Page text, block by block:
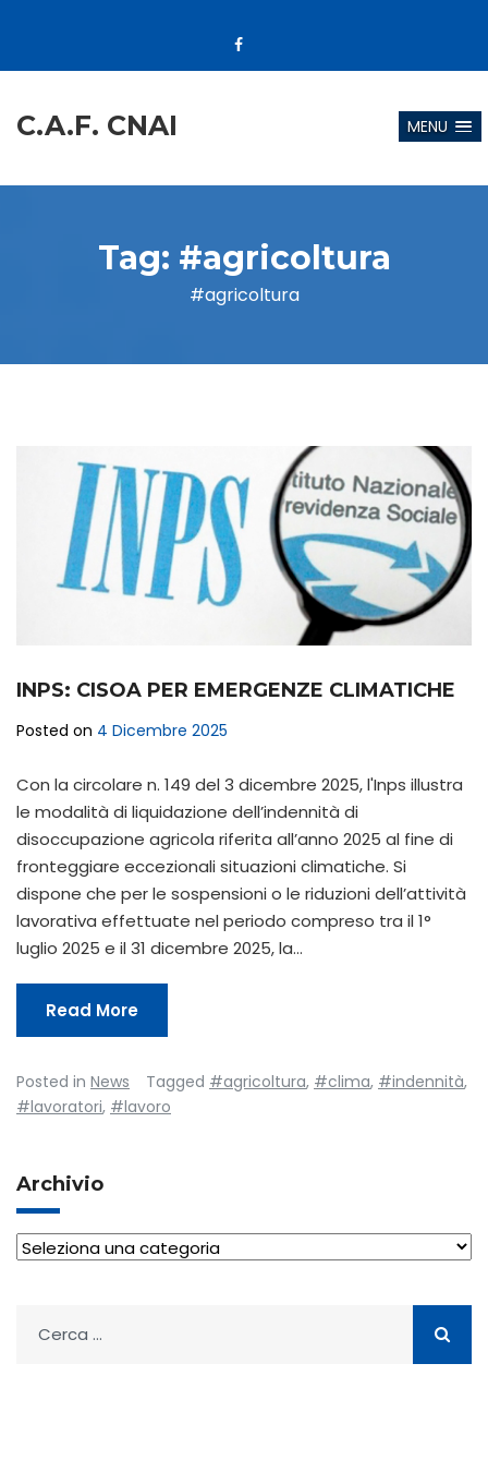
C.A.F. CNAI MENU
Tag: #agricoltura
#agricoltura
INPS: CISOA PER EMERGENZE CLIMATICHE
Posted on 4 Dicembre 2025
Con la circolare n. 149 del 3 dicembre 2025, l'Inps illustra
le modalità di liquidazione dell’indennità di
disoccupazione agricola riferita all’anno 2025 al fine di
fronteggiare eccezionali situazioni climatiche. Si
dispone che per le sospensioni o le riduzioni dell’attività
lavorativa effettuate nel periodo compreso tra il 1°
luglio 2025 e il 31 dicembre 2025, la…
Read More
Posted in News Tagged #agricoltura, #clima, #indennità,
#lavoratori, #lavoro
Archivio
Archivio
per: